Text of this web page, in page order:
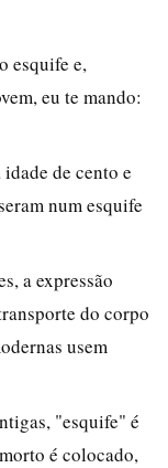
esquife e,
eu te mando:
de cento e
num esquife
a expressão
do corpo
usem
"esquife" é
é colocado,